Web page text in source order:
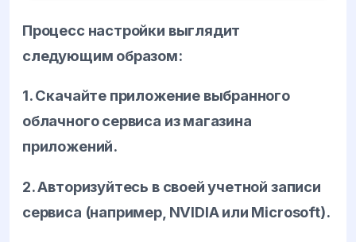
Процесс настройки выглядит
следующим образом:
1. Скачайте приложение выбранного
облачного сервиса из магазина
приложений.
2. Авторизуйтесь в своей учетной записи
сервиса (например, NVIDIA или Microsoft).